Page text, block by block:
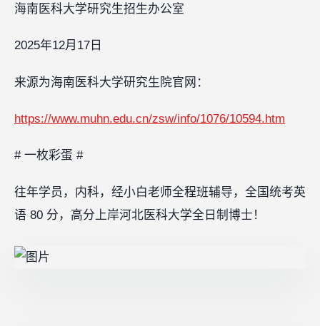
海南医科大学研究生招生办公室
2025年12月17日
来源为海南医科大学研究生院官网：
https://www.muhn.edu.cn/zsw/info/1076/10594.htm
# 一枚彩蛋 #
往年学员，内科，经小白老师全程班辅导，全国统考英
语 80 分，高分上岸河北医科大学全日制博士！